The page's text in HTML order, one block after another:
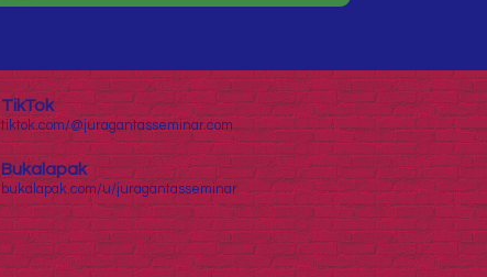
TikTok
tiktok.com/@juragantasseminar.com
Bukalapak
bukalapak.com/u/juragantasseminar